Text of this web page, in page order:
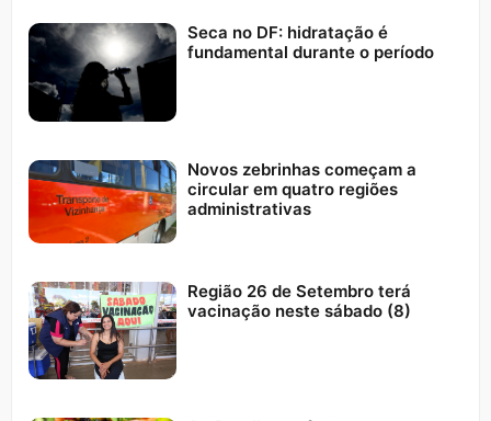
Seca no DF: hidratação é
fundamental durante o período
Novos zebrinhas começam a
circular em quatro regiões
administrativas
Região 26 de Setembro terá
vacinação neste sábado (8)